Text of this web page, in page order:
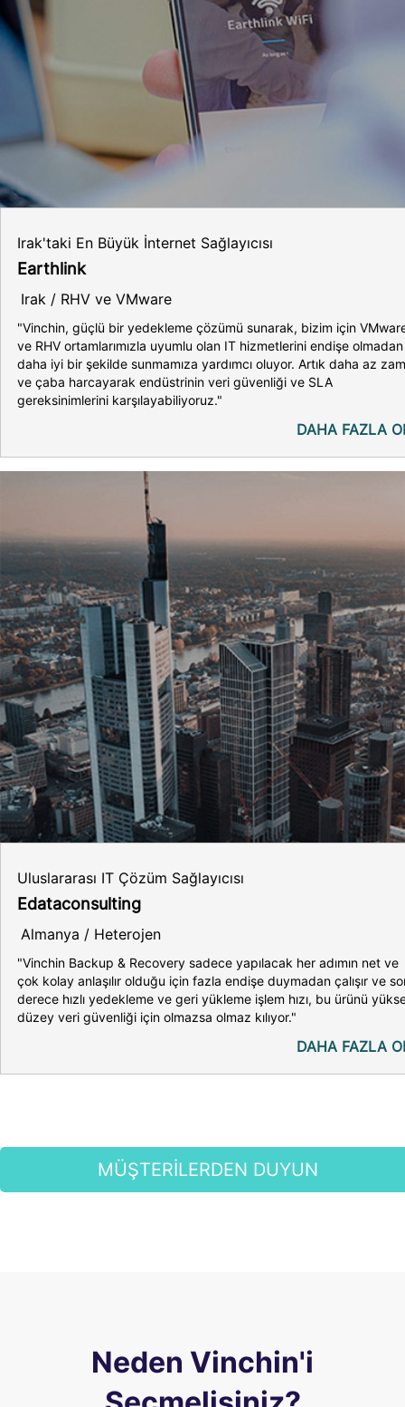
Irak'taki En Büyük İnternet Sağlayıcısı
Earthlink
Irak / RHV ve VMware
"Vinchin, güçlü bir yedekleme çözümü sunarak, bizim için
ve RHV ortamlarımızla uyumlu olan IT hizmetlerini endişe olmadan
daha iyi bir şekilde sunmamıza yardımcı oluyor. Artık daha az
ve çaba harcayarak endüstrinin veri güvenliği ve SLA
gereksinimlerini karşılayabiliyoruz."
DAHA FAZLA
Uluslararası IT Çözüm Sağlayıcısı
Edataconsulting
Almanya / Heterojen
"Vinchin Backup & Recovery sadece yapılacak her adımın net ve
çok kolay anlaşılır olduğu için fazla endişe duymadan çalışır ve
derece hızlı yedekleme ve geri yükleme işlem hızı, bu ürünü
düzey veri güvenliği için olmazsa olmaz kılıyor."
DAHA FAZLA
MÜŞTERİLERDEN DUYUN
Neden Vinchin'i